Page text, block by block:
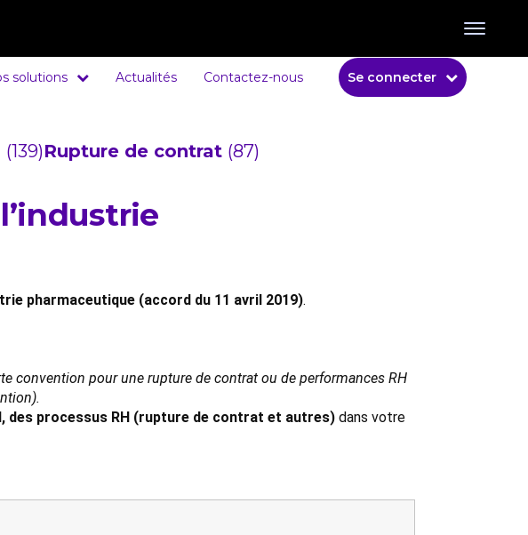
solutions Actualités Contactez-nous Se connecter
(139)Rupture de contrat (87)
pharmaceutique (accord du 11 avril 2019).
convention pour une rupture de contrat ou de performances RH
des processus RH (rupture de contrat et autres) dans votre